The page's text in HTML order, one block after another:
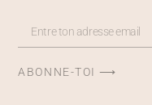
ABONNE-TOI ⟶